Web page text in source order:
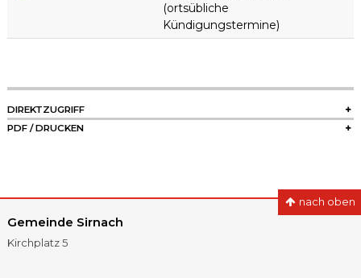
(ortsübliche
Kündigungstermine)
DIREKTZUGRIFF
PDF / DRUCKEN
Gemeinde Sirnach
Kirchplatz 5
nach oben